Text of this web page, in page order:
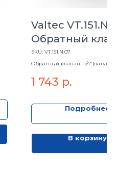
Valtec
Обратный
11/4"(латунный
золотник)
SKU: VT.151.N.07
Обратный клапан 11/
1 743 р.
Подробнее
В корзину